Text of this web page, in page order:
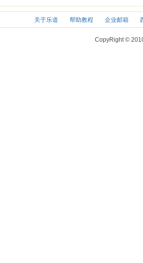
关于乐道 帮助教程 企业邮箱
CopyRight ©